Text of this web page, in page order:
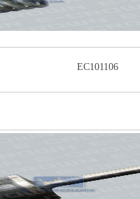
EC101106